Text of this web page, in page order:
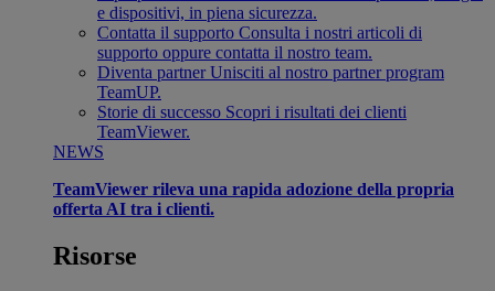
e dispositivi, in piena sicurezza.
Contatta il supporto Consulta i nostri articoli di
supporto oppure contatta il nostro team.
Diventa partner Unisciti al nostro partner program
TeamUP.
Storie di successo Scopri i risultati dei clienti
TeamViewer.
NEWS
TeamViewer rileva una rapida adozione della propria
offerta AI tra i clienti.
Risorse